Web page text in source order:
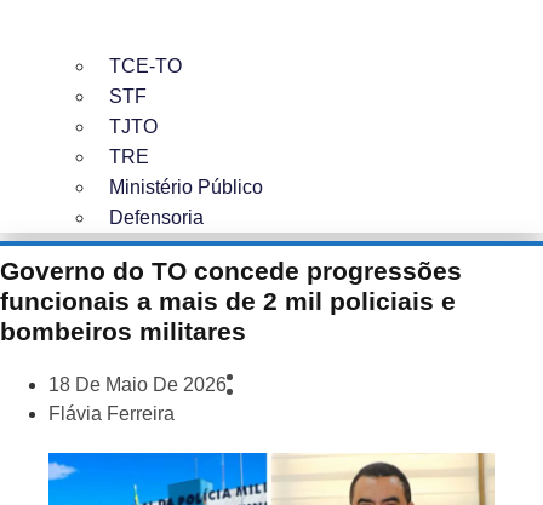
TCE-TO
STF
TJTO
TRE
Ministério Público
Defensoria
Governo do TO concede progressões
funcionais a mais de 2 mil policiais e
bombeiros militares
18 De Maio De 2026
Flávia Ferreira